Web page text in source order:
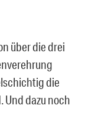
über die drei
die
dazu noch